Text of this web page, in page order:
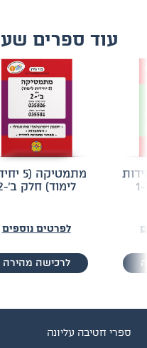
עוד ספרים
(5 יחידות
מתמטיקה
לימוד) חלק ב'-2
לפרטים נוספים
לרכישה מהירה
ספרי חטיבה עליונה